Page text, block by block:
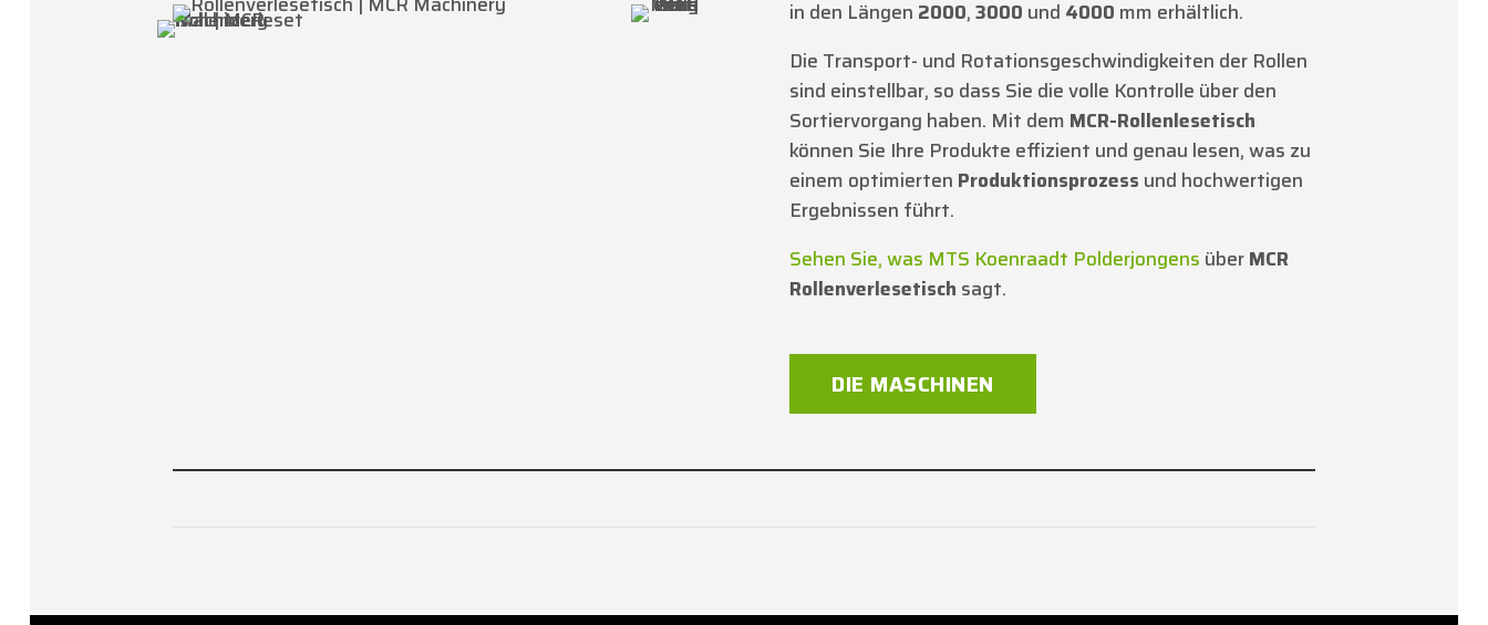
in den Längen 2000,3000 und 4000 mm erhältlich.
Die Transport- und Rotationsgeschwindigkeiten der Rollen
sind einstellbar, so dass Sie die volle Kontrolle über den
Sortiervorgang haben. Mit dem MCR-Rollenlesetisch
können Sie Ihre Produkte effizient und genau lesen, was zu
einem optimierten Produktionsprozess und hochwertigen
Ergebnissen führt.
Sehen Sie, was MTS Koenraadt Polderjongens überMCR
Rollenverlesetisch sagt.
DIE MASCHINEN